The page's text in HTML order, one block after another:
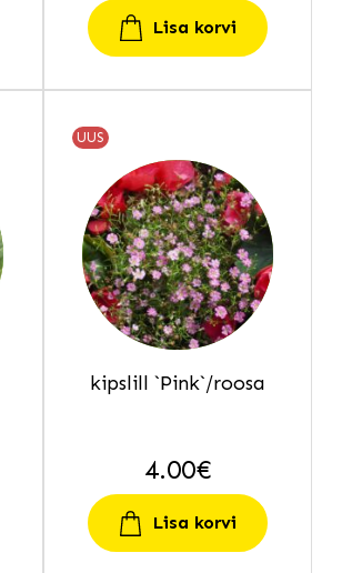
Lisa korvi
UUS
kipslill `Pink`/roosa
4.00€
Lisa korvi